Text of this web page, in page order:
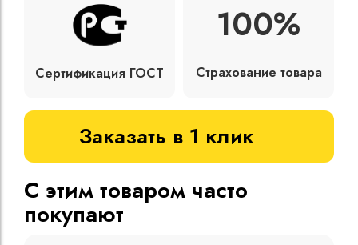
Сертификация ГОСТ
100%
Страхование товара
Заказать в 1 клик
С этим товаром часто
покупают